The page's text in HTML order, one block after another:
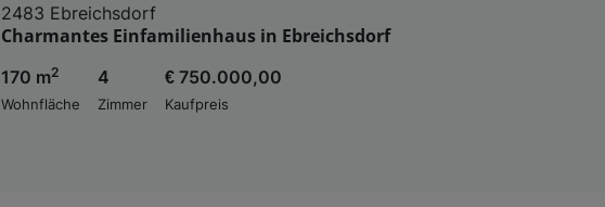
2483 Ebreichsdorf
Charmantes Einfamilienhaus in Ebreichsdorf
170 m2
Wohnfläche
4
Zimmer
€ 750.000,00
Kaufpreis